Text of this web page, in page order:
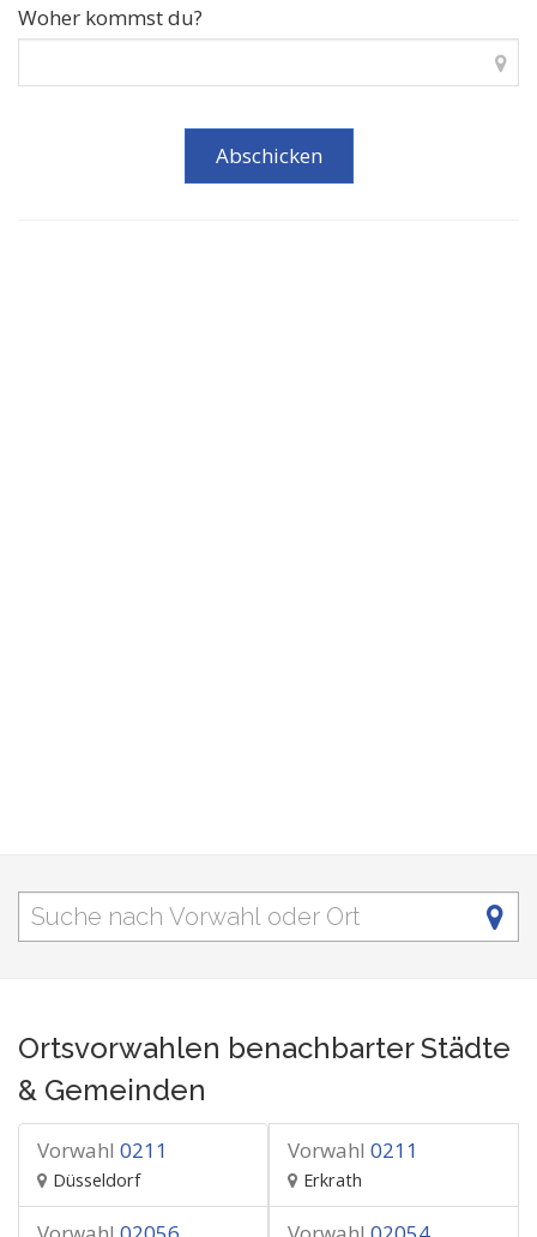
Woher kommst du?
Ortsvorwahlen benachbarter Städte
& Gemeinden
Vorwahl 0211
Düsseldorf
Vorwahl 0211
Erkrath